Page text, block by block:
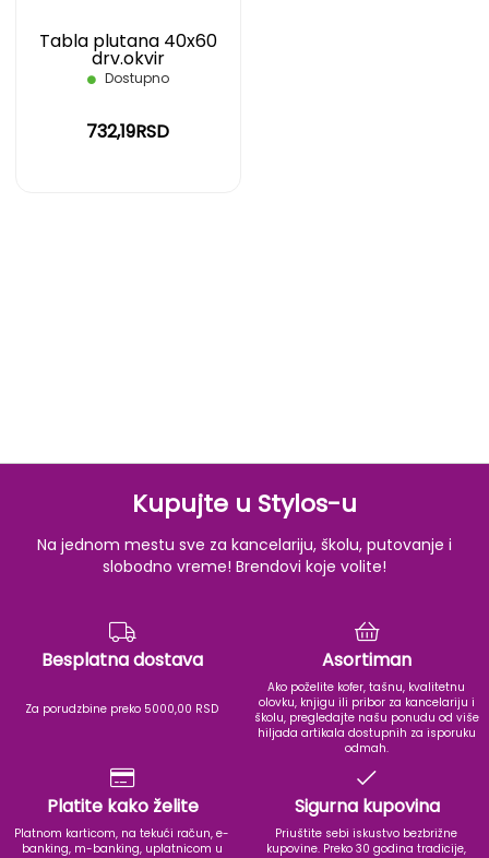
Tabla plutana 40x60
drv.okvir
Dostupno
732,19RSD
Kupujte u Stylos-u
Na jednom mestu sve za kancelariju, školu, putovanje i
slobodno vreme! Brendovi koje volite!
Besplatna dostava
Za porudzbine preko 5000,00 RSD
Asortiman
Ako poželite kofer, tašnu, kvalitetnu
olovku, knjigu ili pribor za kancelariju i
školu, pregledajte našu ponudu od više
hiljada artikala dostupnih za isporuku
odmah.
Platite kako želite
Platnom karticom, na tekući račun, e-
banking, m-banking, uplatnicom u
Sigurna kupovina
Priuštite sebi iskustvo bezbrižne
kupovine. Preko 30 godina tradicije,